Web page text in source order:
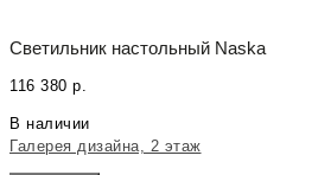
Светильник настольный Naska
116 380 р.
В наличии
Галерея дизайна, 2 этаж